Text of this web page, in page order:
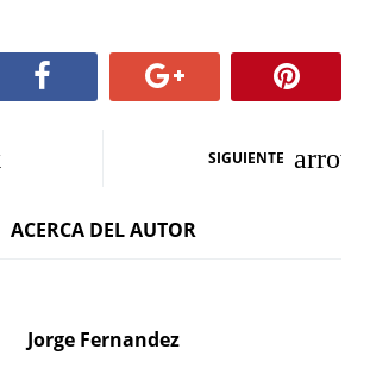
SIGUIENTE
ACERCA DEL AUTOR
Jorge Fernandez